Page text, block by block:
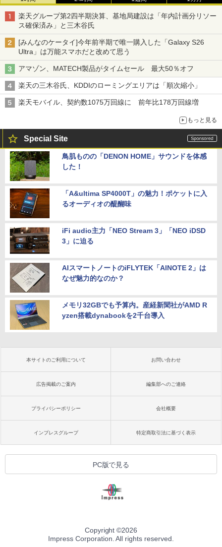
楽天グループ第2四半期決算、基地局建設は「年内計画分リソー
ス確保済み」と三木谷氏
[みんなのケータイ]今年前半期で唯一購入した「Galaxy S26
Ultra」は万能スマホだと改めて思う
アマゾン、MATECH製品がタイムセール 最大50％オフ
楽天の三木谷氏、KDDIのローミングエリアは「順次縮小」
楽天モバイル、契約数1075万回線に 前年比178万回線増
もっと見る
Special Site
鳥肌ものの「DENON HOME」サウンドを体感
した！
「A&ultima SP4000T」の魅力！ポケットに入
るオーディオの醍醐味
iFi audio主力「NEO Stream 3」「NEO iDSD
3」に迫る
AIスマートノートのiFLYTEK「AINOTE 2」は
なぜ魅力的なのか？
メモリ32GBでも予算内。産経新聞社がAMD R
yzen搭載dynabookを2千台導入
本サイトのご利用について お問い合わせ
広告掲載のご案内 編集部へのご連絡
プライバシーポリシー 会社概要
インプレスグループ 特定商取引法に基づく表示
PC版で見る
Copyright ©2026
Impress Corporation. All rights reserved.